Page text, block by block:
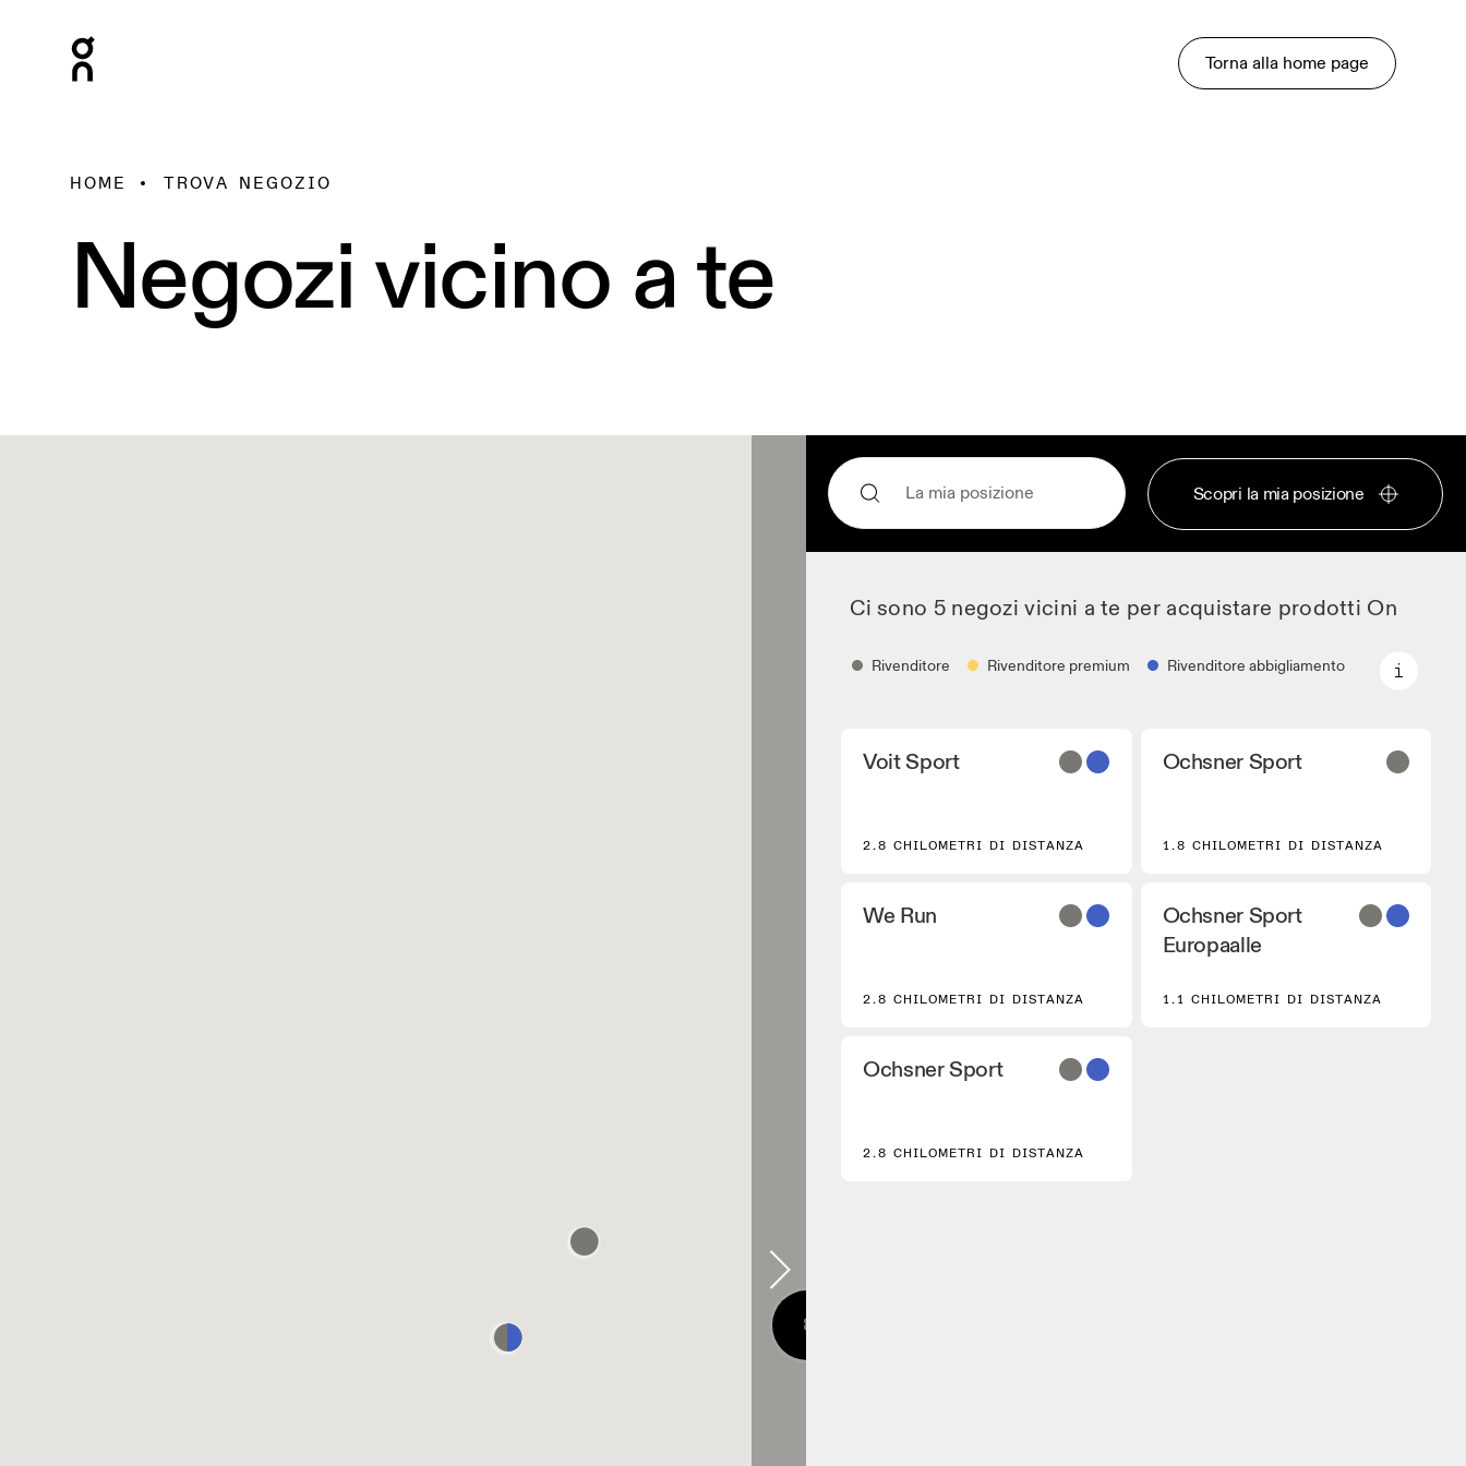
Torna alla home page
HOME TROVA NEGOZIO
Negozi vicino a te
8
Scopri la mia posizione
Ci sono 5 negozi vicini a te per acquistare prodotti On
Rivenditore Rivenditore premium Rivenditore abbigliamento
Negozi di scarpe e partner che
Sedi dove è possibile trovare l'intera
Negozi e fornitori con a disposizione
Voit Sport
2.8 CHILOMETRI DI DISTANZA
Ochsner Sport
1.8 CHILOMETRI DI DISTANZA
We Run
2.8 CHILOMETRI DI DISTANZA
Ochsner Sport
Europaalle
1.1 CHILOMETRI DI DISTANZA
Ochsner Sport
2.8 CHILOMETRI DI DISTANZA